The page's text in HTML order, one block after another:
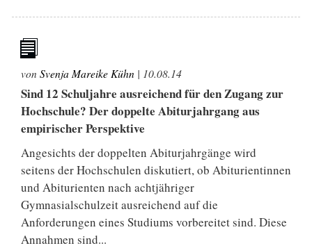
vonSvenja Mareike Kühn | 10.08.14
Sind 12 Schuljahre ausreichend für den Zugang zur
Hochschule? Der doppelte Abiturjahrgang aus
empirischer Perspektive
Angesichts der doppelten Abiturjahrgänge wird
seitens der Hochschulen diskutiert, ob Abiturientinnen
und Abiturienten nach achtjähriger
Gymnasialschulzeit ausreichend auf die
Anforderungen eines Studiums vorbereitet sind. Diese
Annahmen sind...